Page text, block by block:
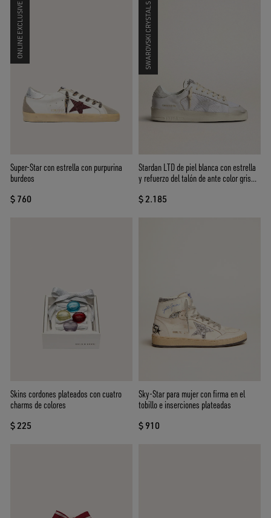
ONLINE EXCLUSIVE
Super-Star con estrella con purpurina
burdeos
$ 760
SWAROVSKI CRYSTALS
Stardan LTD de piel blanca con estrella
y refuerzo del talón de ante color gris
$ 2.185
Skins cordones plateados con cuatro
charms de colores
$ 225
Sky-Star para mujer con firma en el
tobillo e inserciones plateadas
$ 910